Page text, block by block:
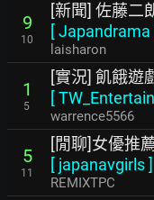
9
10
[新聞] 佐藤二
[Japandrama
laisharon
1
5
[實況] 飢餓遊
[TW_Entertain
warrence5566
5
11
[閒聊]女優推
[ japanavgirls]
REMIXTPC